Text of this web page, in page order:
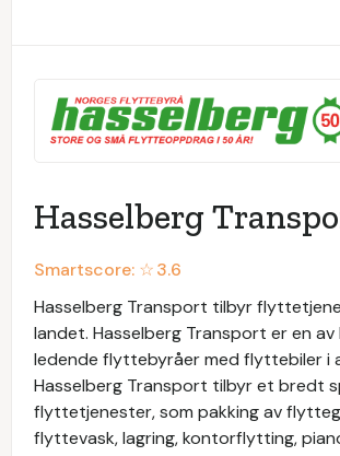
Hasselberg
Smartscore: ☆3.6
Hasselberg Transport tilbyr
landet. Hasselberg Transport er en av
ledende flyttebyråer med flyttebiler i
Hasselberg Transport tilbyr et bredt
flyttetjenester, som pakking av
flyttevask, lagring, kontorflytting,